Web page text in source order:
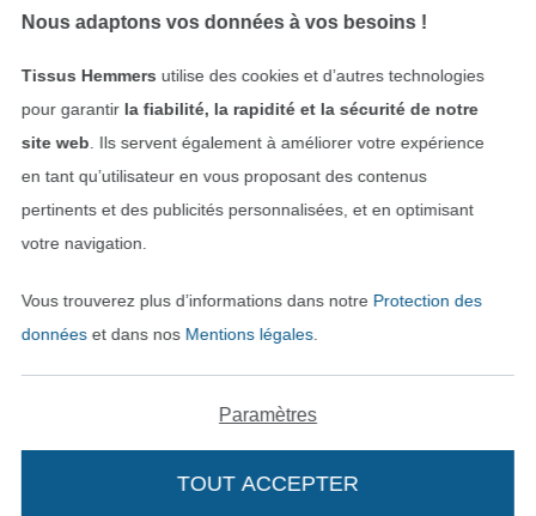
Ajouter à mon panier
Rétractation de commande
Trouvez plus d’idées
Nederlands
Passer à la boutique
Nous adaptons vos données à vos besoins !
Tissus Hemmers utilise des cookies et d’autres technologies
pour garantir la fiabilité, la rapidité et la sécurité de notre
site web . Ils servent également à améliorer votre expérience
en tant qu’utilisateur en vous proposant des contenus
pertinents et des publicités personnalisées, et en optimisant
votre navigation.
Vous trouverez plus d’informations dans notre Protection des
donnéeset dans nos Mentions légales.
Paramètres
TOUT ACCEPTER